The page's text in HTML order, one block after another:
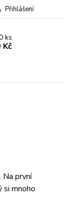
Přihlášení
ks
Kč
Na první
si mnoho